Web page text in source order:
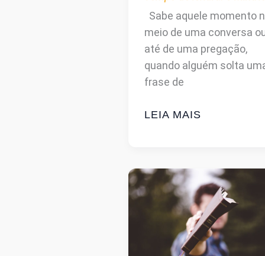
Sabe aquele momento
meio de uma conversa
até de uma pregação,
quando alguém solta
frase de
VERSÍCULO
12
FRASES
JURA
LEIA MAIS